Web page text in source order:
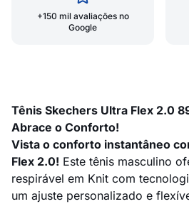
+150 mil avaliações no
Google
Tênis Skechers Ultra Flex 2.0
Abrace o Conforto!
Vista o conforto instantâneo
Flex 2.0! Este tênis masculino
respirável em Knit com
um ajuste personalizado e